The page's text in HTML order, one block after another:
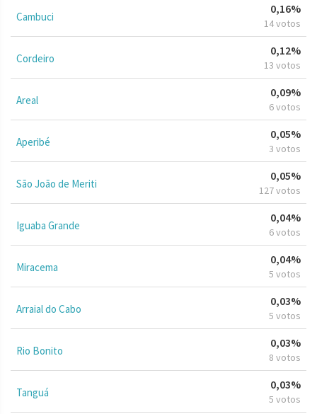
Cambuci
0,16%
14 votos
Cordeiro
0,12%
13 votos
Areal
0,09%
6 votos
Aperibé
0,05%
3 votos
São João de Meriti
0,05%
127 votos
Iguaba Grande
0,04%
6 votos
Miracema
0,04%
5 votos
Arraial do Cabo
0,03%
5 votos
Rio Bonito
0,03%
8 votos
Tanguá
0,03%
5 votos